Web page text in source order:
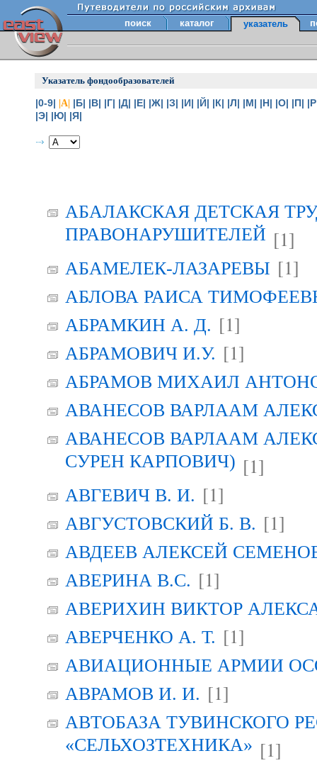
поиск каталог указатель
Указатель фондообразователей
|0-9| |А| |Б| |В| |Г| |Д| |Е| |Ж| |З| |И| |Й| |К| |Л| |М| |Н| |О| |П|
|Э| |Ю| |Я|
АБАЛАКСКАЯ ДЕТСКАЯ
ПРАВОНАРУШИТЕЛЕЙ [1]
АБАМЕЛЕК-ЛАЗАРЕВЫ [1]
АБЛОВА РАИСА
АБРАМКИН А. Д. [1]
АБРАМОВИЧ И.У. [1]
АБРАМОВ МИХАИЛ
АВАНЕСОВ ВАРЛААМ
АВАНЕСОВ ВАРЛААМ
СУРЕН КАРПОВИЧ) [1]
АВГЕВИЧ В. И. [1]
АВГУСТОВСКИЙ Б. В. [1]
АВДЕЕВ АЛЕКСЕЙ
АВЕРИНА B.C. [1]
АВЕРИХИН ВИКТОР
АВЕРЧЕНКО А. Т. [1]
АВИАЦИОННЫЕ АРМИИ
АВРАМОВ И. И. [1]
АВТОБАЗА ТУВИНСКОГО
«СЕЛЬХОЗТЕХНИКА» [1]